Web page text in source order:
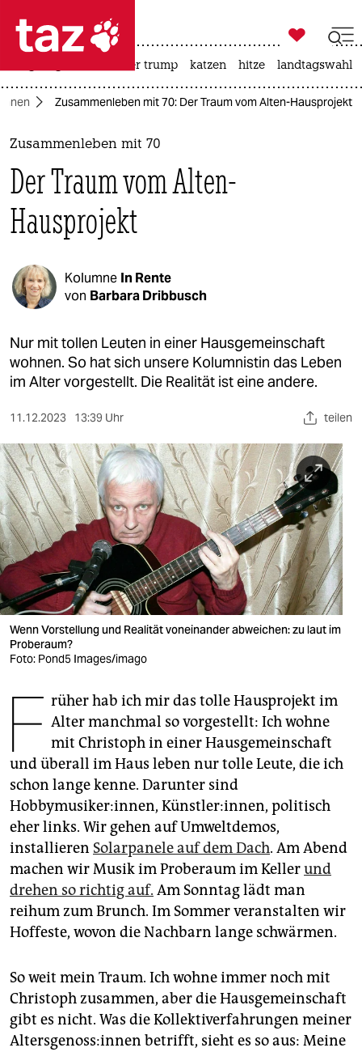
 taz zahl ich
taz zahl ich
themen
politik
öko
kultur
berlin
verlag
verlag
veranstaltungen
shop
fragen & hilfe
unterstützen
abo
genossenschaft
epaper login

taz zahl ich
usa unter trump katzen hitze landtagswahl
Zusammenleben mit 70: Der Traum vom Alten-Hausprojekt
Zusammenleben mit 70
Der Traum vom Alten-
Hausprojekt
Kolumne In Rente
von Barbara Dribbusch
Nur mit tollen Leuten in einer Hausgemeinschaft
wohnen. So hat sich unsere Kolumnistin das Leben
im Alter vorgestellt. Die Realität ist eine andere.
11.12.2023 13:39 Uhr teilen
Wenn Vorstellung und Realität voneinander abweichen: zu laut im
Proberaum?
Foto: Pond5 Images/imago
F rüher hab ich mir das tolle Hausprojekt im
Alter manchmal so vorgestellt: Ich wohne
mit Christoph in einer Hausgemeinschaft
und überall im Haus leben nur tolle Leute, die ich
schon lange kenne. Darunter sind
Hobbymusiker:innen, Künstler:innen, politisch
eher links. Wir gehen auf Umweltdemos,
installieren Solarpanele auf dem Dach. Am Abend
machen wir Musik im Proberaum im Kellerund
drehen so richtig auf. Am Sonntag lädt man
reihum zum Brunch. Im Sommer veranstalten wir
Hoffeste, wovon die Nachbarn lange schwärmen.
So weit mein Traum. Ich wohne immer noch mit
Christoph zusammen, aber die Hausgemeinschaft
gibt es nicht. Was die Kollektiverfahrungen meiner
Al­ters­ge­nos­s:in­nen betrifft, sieht es so aus: Meine